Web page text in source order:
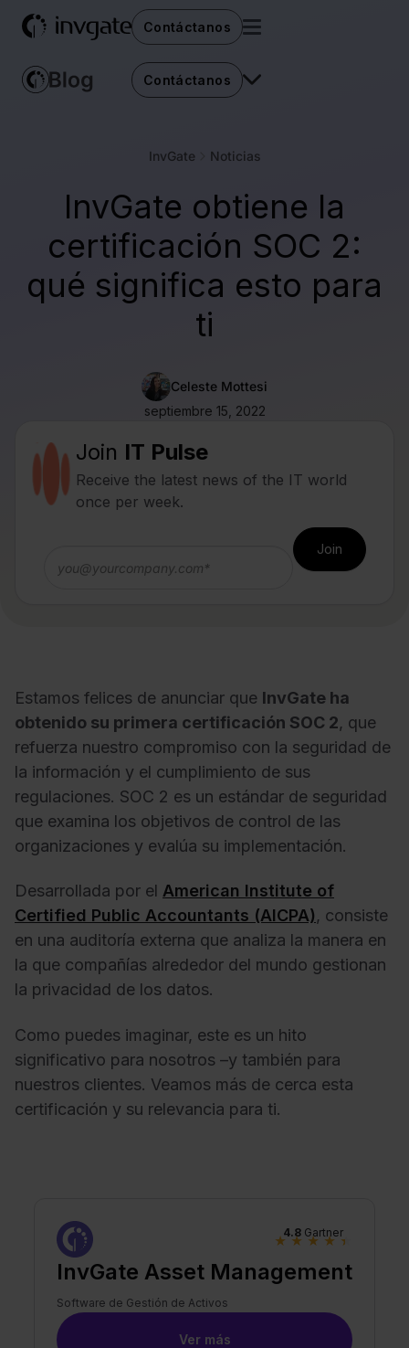
Contáctanos
Contáctanos
InvGate Noticias
InvGate obtiene la
certificación SOC 2:
qué significa esto para
ti
Celeste Mottesi
septiembre 15, 2022
Join IT Pulse
Receive the latest news of the IT world
once per week.
Estamos felices de anunciar que InvGate ha
obtenido su primera certificación SOC 2, que
refuerza nuestro compromiso con la seguridad de
la información y el cumplimiento de sus
regulaciones. SOC 2 es un estándar de seguridad
que examina los objetivos de control de las
organizaciones y evalúa su implementación.
Desarrollada por el American Institute of
Certified Public Accountants (AICPA), consiste
en una auditoría externa que analiza la manera en
la que compañías alrededor del mundo gestionan
la privacidad de los datos.
Como puedes imaginar, este es un hito
significativo para nosotros –y también para
nuestros clientes. Veamos más de cerca esta
certificación y su relevancia para ti.
InvGate Asset Management
Software de Gestión de Activos
4.8 Gartner
★ ★ ★ ★ ★
Ver más